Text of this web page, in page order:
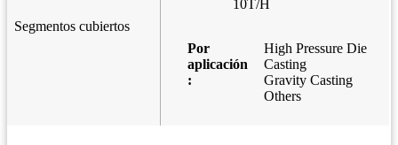
Segmentos cubiertos
10T/H
Por
aplicación
:
High Pressure Die
Casting
Gravity Casting
Others